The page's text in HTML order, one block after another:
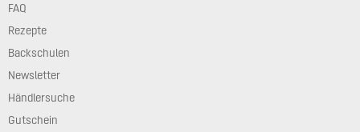
FAQ
Rezepte
Backschulen
Newsletter
Händlersuche
Gutschein